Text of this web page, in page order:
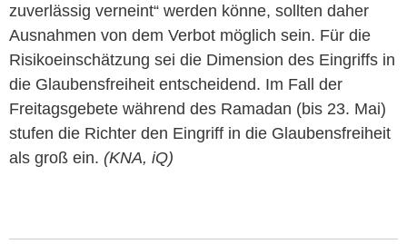
zuverlässig verneint“ werden könne, sollten daher
Ausnahmen von dem Verbot möglich sein. Für die
Risikoeinschätzung sei die Dimension des Eingriffs in
die Glaubensfreiheit entscheidend. Im Fall der
Freitagsgebete während des Ramadan (bis 23. Mai)
stufen die Richter den Eingriff in die Glaubensfreiheit
als groß ein. (KNA, iQ)